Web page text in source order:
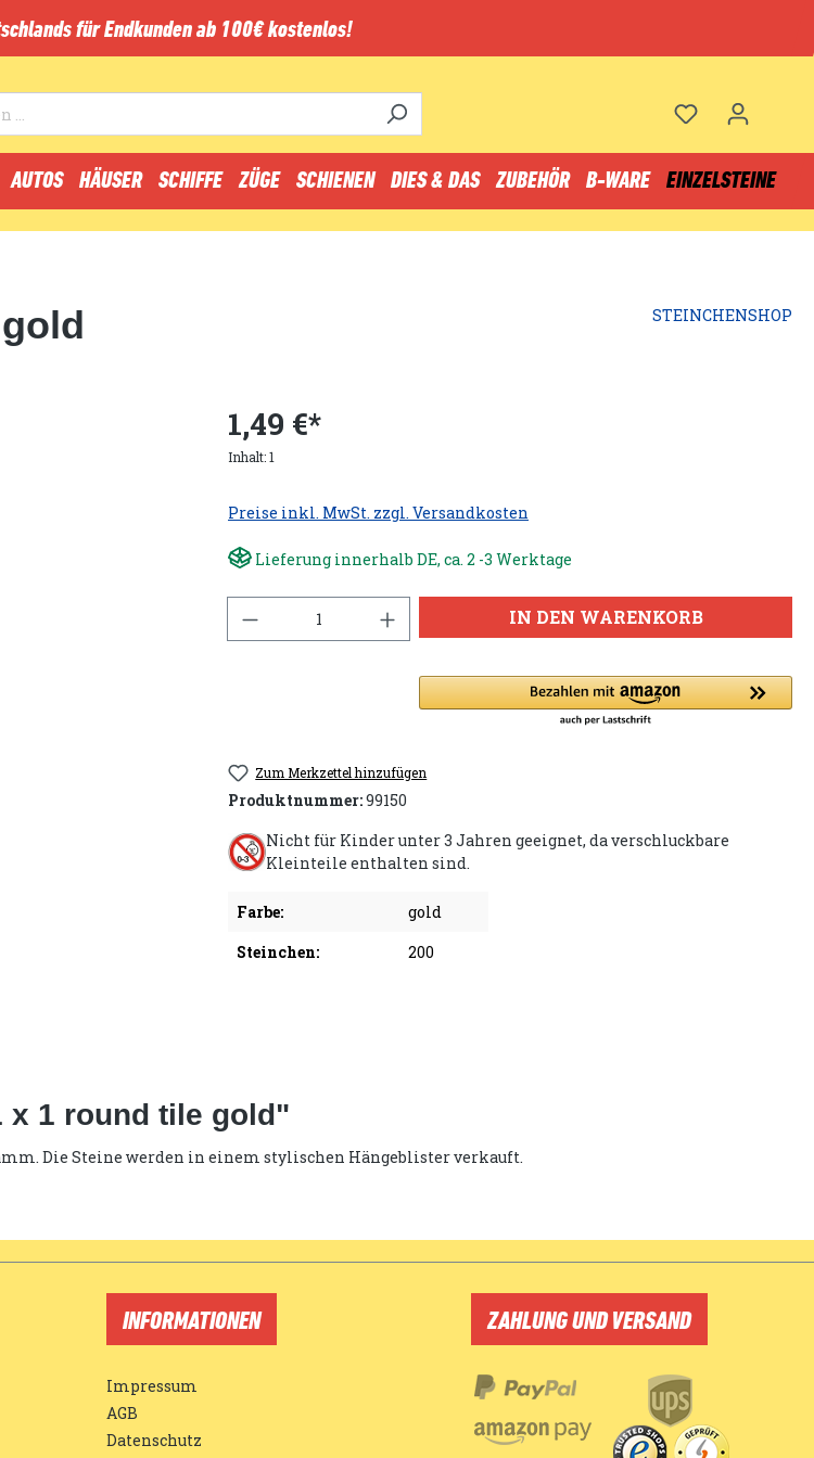
für Endkunden ab 100€ kostenlos!
AUTOS HÄUSER SCHIFFE ZÜGE SCHIENEN DIES & DAS ZUBEHÖR B-WARE EINZELSTEINE
STEINCHENSHOP
1,49 €*
Inhalt:1
Preise inkl. MwSt. zzgl. Versandkosten
Lieferung innerhalb DE, ca. 2 -3 Werktage
IN DEN WARENKORB
Zum Merkzettel hinzufügen
Produktnummer:99150
Nicht für Kinder unter 3 Jahren geeignet, da verschluckbare
Kleinteile enthalten sind.
Farbe:
gold
Steinchen:
200
x 1 round tile gold"
Die Steine werden in einem stylischen Hängeblister verkauft.
INFORMATIONEN
Impressum
AGB
Datenschutz
ZAHLUNG UND VERSAND